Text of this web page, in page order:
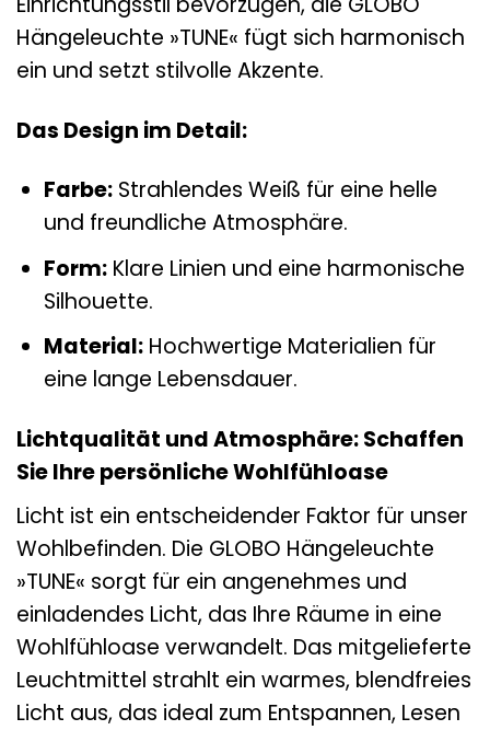
Hängeleuchte »TUNE« fügt sich harmonisch
ein und setzt stilvolle Akzente.
Das Design im Detail:
Farbe:Strahlendes Weiß für eine helle
und freundliche Atmosphäre.
Form:Klare Linien und eine harmonische
Silhouette.
Material:Hochwertige Materialien für
eine lange Lebensdauer.
Lichtqualität und Atmosphäre: Schaffen
Sie Ihre persönliche Wohlfühloase
Licht ist ein entscheidender Faktor für unser
Wohlbefinden. Die GLOBO Hängeleuchte
»TUNE« sorgt für ein angenehmes und
einladendes Licht, das Ihre Räume in eine
Wohlfühloase verwandelt. Das mitgelieferte
Leuchtmittel strahlt ein warmes, blendfreies
Licht aus, das ideal zum Entspannen, Lesen